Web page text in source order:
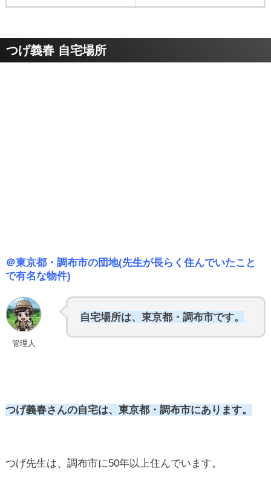
つげ義春 自宅場所
＠東京都・調布市の団地(先生が長らく住んでいたこと
で有名な物件)
管理人
自宅場所は、東京都・調布市です。
つげ義春さんの自宅は、東京都・調布市にあります。
つげ先生は、調布市に50年以上住んでいます。